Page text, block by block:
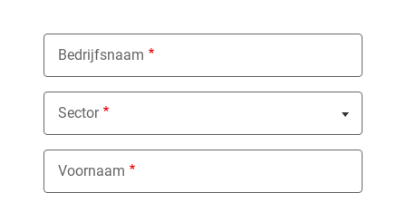
Bedrijfsnaam
Sector
Nothing selected
Voornaam